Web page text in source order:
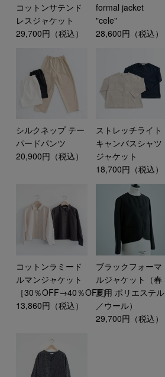
コットンサテンド
レスジャケット
29,700円（税込）
formal jacket
"cele"
28,600円（税込）
シルクネップ テー
パードパンツ
20,900円（税込）
ストレッチライト
キャンバスシャツ
ジャケット
18,700円（税込）
コットンラミード
ルマンジャケット
［30％OFF→40％OFF］
13,860円（税込）
ブラックフォーマ
ルジャケット（春
夏用 ポリエステル
／ウール）
29,700円（税込）